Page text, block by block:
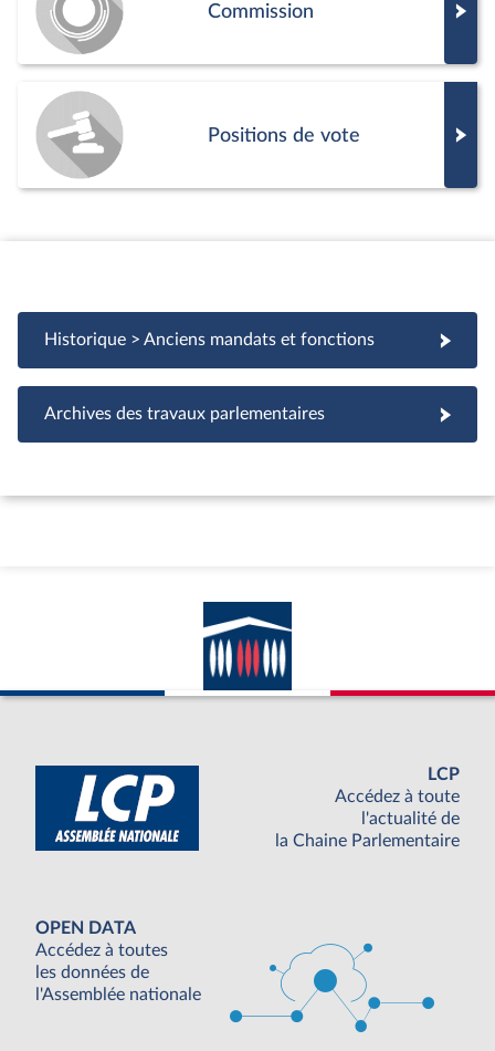
Commission
Positions de vote
Historique > Anciens mandats et fonctions
Archives des travaux parlementaires
LCP
Accédez à toute
l'actualité de
la Chaine Parlementaire
OPEN DATA
Accédez à toutes
les données de
l'Assemblée nationale